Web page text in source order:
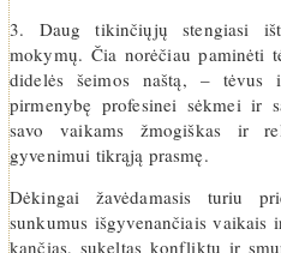
3. Daug tikinčiųjų stengiasi
mokymų. Čia norėčiau paminėti
didelės šeimos naštą, –
pirmenybę profesinei sėkmei ir
savo vaikams žmogiškas ir
gyvenimui tikrąją prasmę.
Dėkingai žavėdamasis turiu
sunkumus išgyvenančiais
kančias, sukeltas konfliktų ir